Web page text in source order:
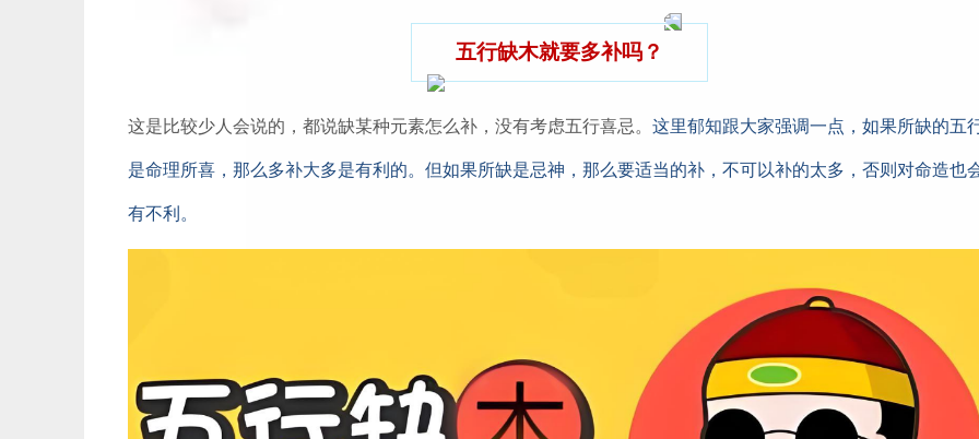
五行缺木就要多补吗？
这是比较少人会说的，都说缺某种元素怎么补，没有考虑五行喜忌。 这里郁知跟大家强调一点，如果所缺的五
是命理所喜，那么多补大多是有利的。但如果所缺是忌神，那么要适当的补，不可以补的太多，否则对命造也
有不利。